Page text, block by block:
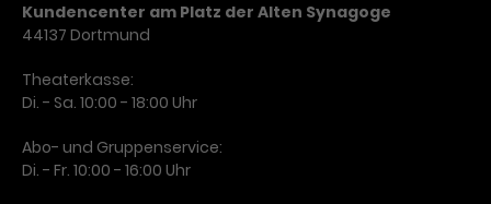
Kundencenter am Platz der Alten Synagoge
44137 Dortmund
Theaterkasse:
Di. - Sa. 10:00 - 18:00 Uhr
Abo- und Gruppenservice:
Di. - Fr. 10:00 - 16:00 Uhr